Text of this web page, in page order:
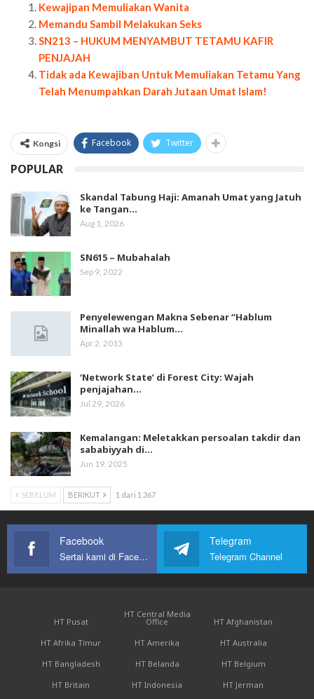
Kewajipan Memuliakan Wanita
Memandu Sambil Melakukan Seks
SN213 – HUKUM MENYAMBUT TETAMU KAFIR
PENJAJAH
Tidak ada Kewajiban Untuk Memuliakan Tetamu Yang
Telah Menumpahkan Darah Jutaan Umat Islam!
Kongsi Facebook Twitter
POPULAR
Skandal Tabung Haji: Amanah Umat yang Jatuh
ke Tangan…
Aug 1, 2026
SN615 – Mubahalah
Sep 9, 2022
Penyelewengan Makna Sebenar “Hablum
Minallah wa Hablum…
Apr 2, 2013
‘Network State’ di Forest City: Wajah
penjajahan…
Jul 29, 2026
Kemalangan: Meletakkan persoalan takdir dan
sababiyyah di…
Jun 19, 2025
SEBELUM BERIKUT 1 dari 1,367
Facebook
Sertai kami di Facebook
Telegram
Telegram Channel
HT Pusat
HT Central Media
Office
HT Afghanistan
HT Afrika Timur
HT Amerika
HT Australia
HT Bangladesh
HT Belanda
HT Belgium
HT Britain
HT Indonesia HT Jerman